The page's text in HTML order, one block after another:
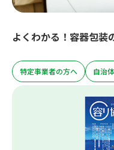
よくわかる！容器包装
特定事業者の方へ 自治